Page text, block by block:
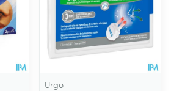
Urgo